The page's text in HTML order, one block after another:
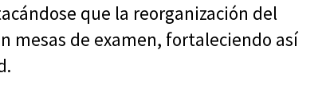
que la reorganización del
mesas de examen, fortaleciendo así